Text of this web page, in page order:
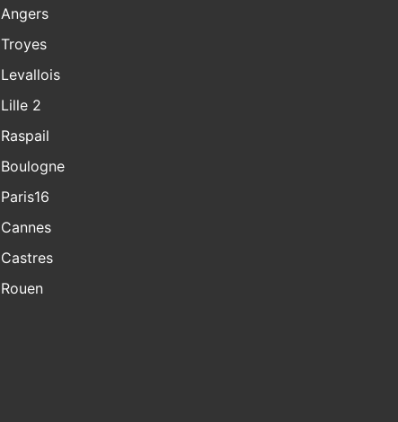
Angers
Troyes
Levallois
Lille 2
Raspail
Boulogne
Paris16
Cannes
Castres
Rouen